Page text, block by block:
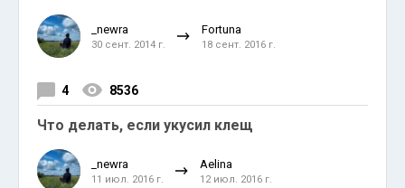
_newra
30 сент. 2014 г.
Fortuna
18 сент. 2016 г.
4 8536
Что делать, если укусил клещ
_newra
11 июл. 2016 г.
Aelina
12 июл. 2016 г.